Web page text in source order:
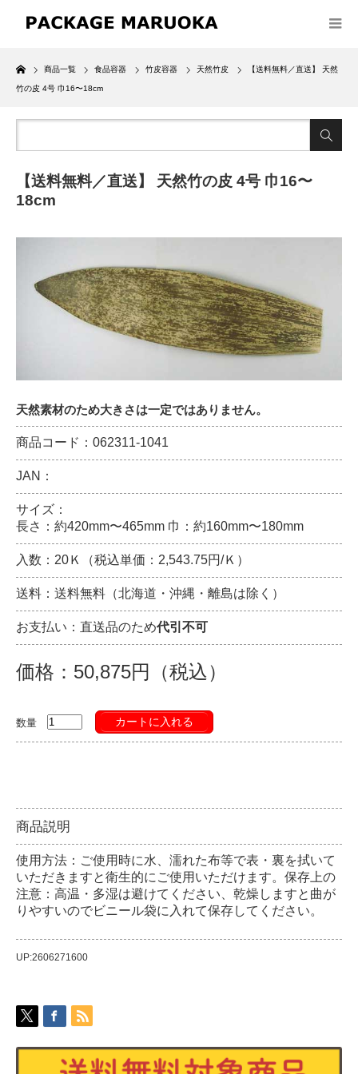
Home
商品一覧 食品容器 竹皮容器 天然竹皮 【送料無料／直送】 天然
竹の皮 4号 巾16〜18cm
【送料無料／直送】 天然竹の皮 4号 巾16〜
18cm
天然素材のため大きさは一定ではありません。
商品コード：062311-1041
JAN：
サイズ：
長さ：約420mm〜465mm 巾：約160mm〜180mm
入数：20Ｋ（税込単価：2,543.75円/Ｋ）
送料：送料無料（北海道・沖縄・離島は除く）
お支払い：直送品のため代引不可
価格：50,875円（税込）
数量 カートに入れる
商品説明
使用方法：ご使用時に水、濡れた布等で表・裏を拭いて
いただきますと衛生的にご使用いただけます。保存上の
注意：高温・多湿は避けてください、乾燥しますと曲が
りやすいのでビニール袋に入れて保存してください。
UP:2606271600